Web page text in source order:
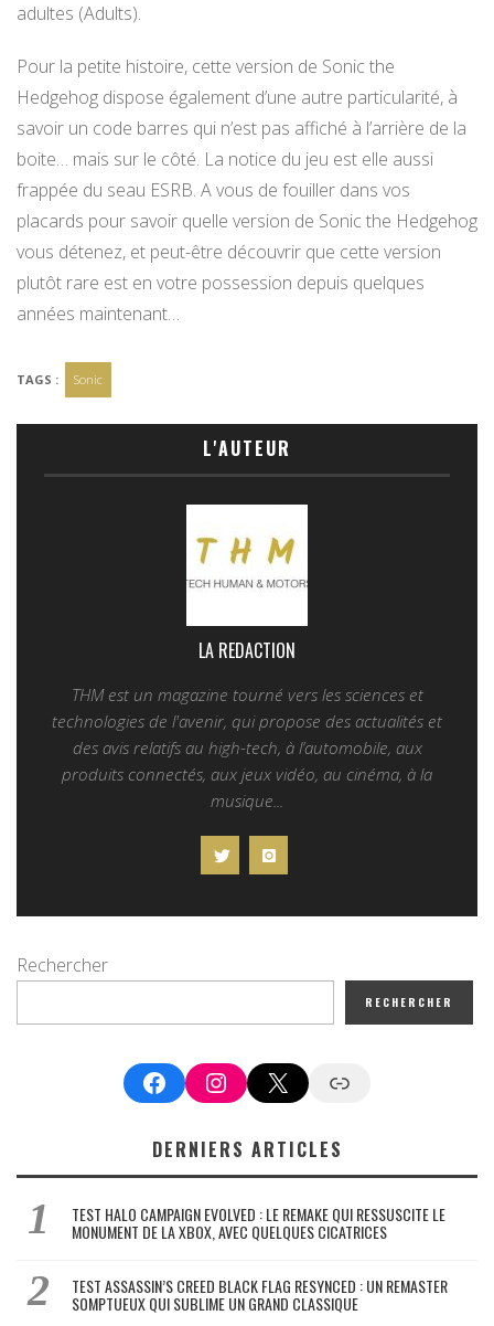
adultes (Adults).
Pour la petite histoire, cette version de Sonic the
Hedgehog dispose également d’une autre particularité, à
savoir un code barres qui n’est pas affiché à l’arrière de la
boite… mais sur le côté. La notice du jeu est elle aussi
frappée du seau ESRB. A vous de fouiller dans vos
placards pour savoir quelle version de Sonic the Hedgehog
vous détenez, et peut-être découvrir que cette version
plutôt rare est en votre possession depuis quelques
années maintenant…
TAGS : Sonic
L'AUTEUR
LA REDACTION
THM est un magazine tourné vers les sciences et
technologies de l'avenir, qui propose des actualités et
des avis relatifs au high-tech, à l’automobile, aux
produits connectés, aux jeux vidéo, au cinéma, à la
musique...
Rechercher
RECHERCHER
FacebookInstagram
X Google News
DERNIERS ARTICLES
TEST HALO CAMPAIGN EVOLVED : LE REMAKE QUI RESSUSCITE LE
MONUMENT DE LA XBOX, AVEC QUELQUES CICATRICES
TEST ASSASSIN’S CREED BLACK FLAG RESYNCED : UN REMASTER
SOMPTUEUX QUI SUBLIME UN GRAND CLASSIQUE